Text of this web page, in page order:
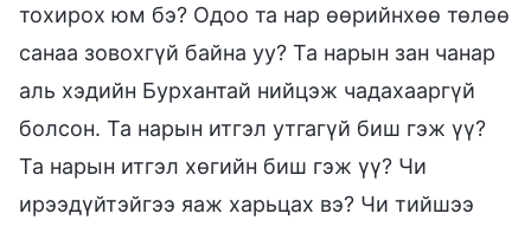
тохирох юм бэ? Одоо та нар өөрийнхөө төлөө
санаа зовохгүй байна уу? Та нарын зан чанар
аль хэдийн Бурхантай нийцэж чадахааргүй
болсон. Та нарын итгэл утгагүй биш гэж үү?
Та нарын итгэл хөгийн биш гэж үү? Чи
ирээдүйтэйгээ яаж харьцах вэ? Чи тийшээ